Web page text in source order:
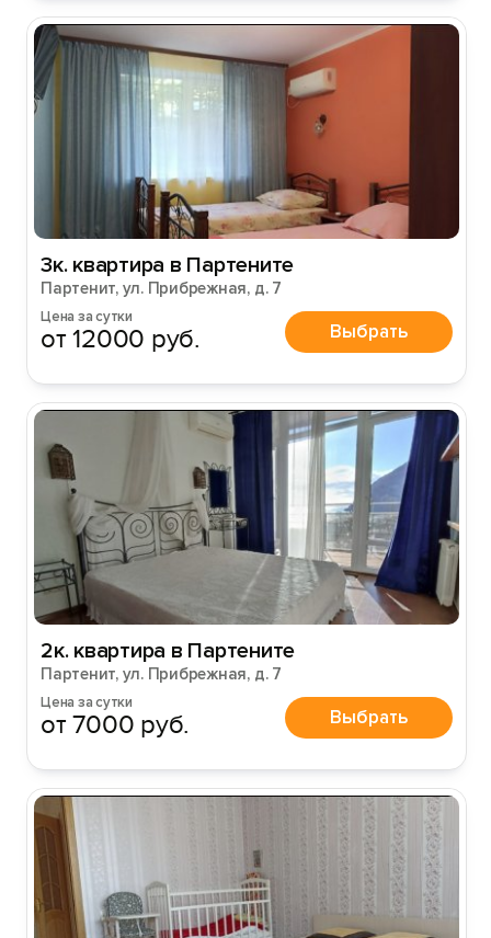
3к. квартира в Партените
Партенит, ул. Прибрежная, д. 7
Цена за сутки
от 12000 руб. Выбрать
2к. квартира в Партените
Партенит, ул. Прибрежная, д. 7
Цена за сутки
от 7000 руб. Выбрать